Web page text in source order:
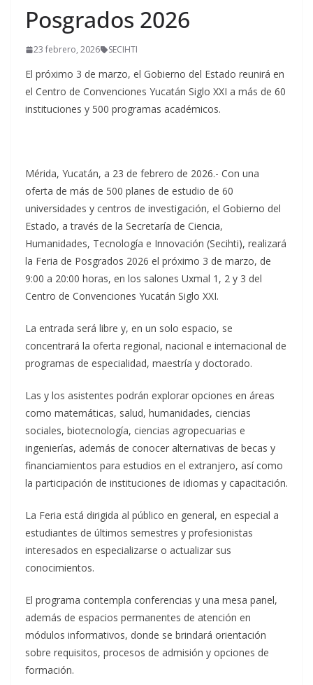
Posgrados 2026
23 febrero, 2026 SECIHTI
El próximo 3 de marzo, el Gobierno del Estado reunirá en
el Centro de Convenciones Yucatán Siglo XXI a más de 60
instituciones y 500 programas académicos.
Mérida, Yucatán, a 23 de febrero de 2026.- Con una
oferta de más de 500 planes de estudio de 60
universidades y centros de investigación, el Gobierno del
Estado, a través de la Secretaría de Ciencia,
Humanidades, Tecnología e Innovación (Secihti), realizará
la Feria de Posgrados 2026 el próximo 3 de marzo, de
9:00 a 20:00 horas, en los salones Uxmal 1, 2 y 3 del
Centro de Convenciones Yucatán Siglo XXI.
La entrada será libre y, en un solo espacio, se
concentrará la oferta regional, nacional e internacional de
programas de especialidad, maestría y doctorado.
Las y los asistentes podrán explorar opciones en áreas
como matemáticas, salud, humanidades, ciencias
sociales, biotecnología, ciencias agropecuarias e
ingenierías, además de conocer alternativas de becas y
financiamientos para estudios en el extranjero, así como
la participación de instituciones de idiomas y capacitación.
La Feria está dirigida al público en general, en especial a
estudiantes de últimos semestres y profesionistas
interesados en especializarse o actualizar sus
conocimientos.
El programa contempla conferencias y una mesa panel,
además de espacios permanentes de atención en
módulos informativos, donde se brindará orientación
sobre requisitos, procesos de admisión y opciones de
formación.